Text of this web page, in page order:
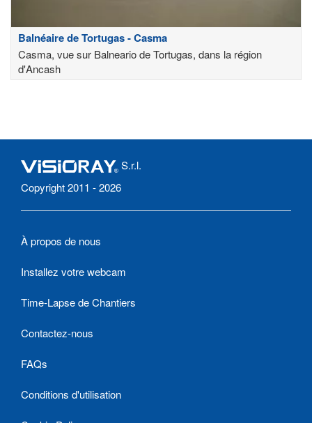
Balnéaire de Tortugas - Casma
Casma, vue sur Balneario de Tortugas, dans la région
d'Ancash
S.r.l.
Copyright 2011 - 2026
À propos de nous
Installez votre webcam
Time-Lapse de Chantiers
Contactez-nous
FAQs
Conditions d'utilisation